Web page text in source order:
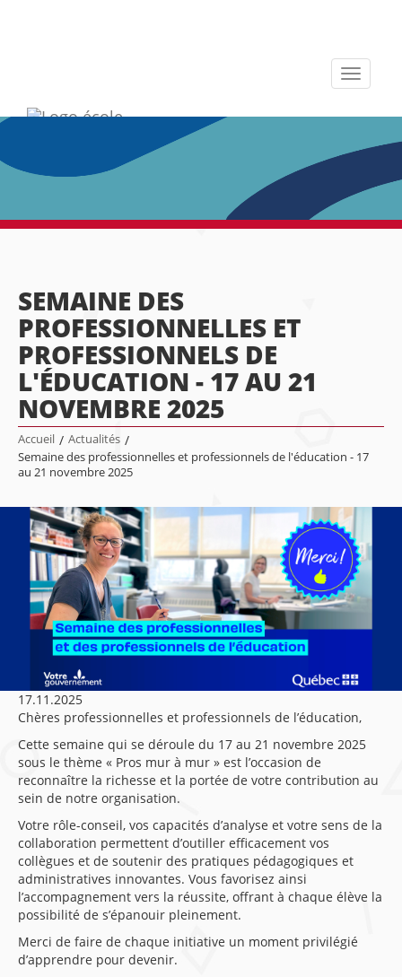
Toggle
SEMAINE DES
PROFESSIONNELLES ET
PROFESSIONNELS DE
L'ÉDUCATION - 17 AU 21
NOVEMBRE 2025
Accueil / Actualités /
Semaine des professionnelles et professionnels de l'éducation - 17
au 21 novembre 2025
17.11.2025
Chères professionnelles et professionnels de l’éducation,
Cette semaine qui se déroule du 17 au 21 novembre 2025
sous le thème « Pros mur à mur » est l’occasion de
reconnaître la richesse et la portée de votre contribution au
sein de notre organisation.
Votre rôle-conseil, vos capacités d’analyse et votre sens de la
collaboration permettent d’outiller efficacement vos
collègues et de soutenir des pratiques pédagogiques et
administratives innovantes. Vous favorisez ainsi
l’accompagnement vers la réussite, offrant à chaque élève la
possibilité de s’épanouir pleinement.
Merci de faire de chaque initiative un moment privilégié
d’apprendre pour devenir.